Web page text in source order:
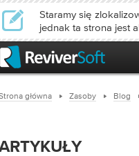
Staramy się
jednak ta strona jest
główna Zasoby Blog